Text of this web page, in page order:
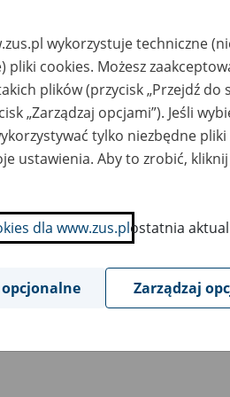
Anna Borowska GPR - 02.07.2026 r.,
Funduszu Ubezpieczeń Społecznych
Odpowiada: DRA - 01.07.2026 r., godz.
Anna Borowska GPR - 02.07.2026 r.,
także
wykorzystuje techniczne
pliki cookies. Możesz
plików (przycisk „Przejdź
„Zarządzaj opcjami”). Jeśli
tylko niezbędne
ustawienia. Aby to zrobić,
dla www.zus.plostatnia
Zarządzaj